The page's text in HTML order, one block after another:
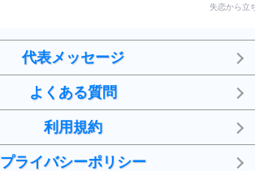
失恋から立
代表メッセージ
よくある質問
利用規約
プライバシーポリシー